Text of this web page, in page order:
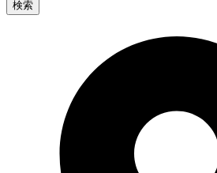
検索